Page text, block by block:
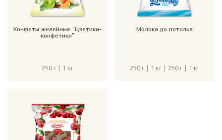
Конфеты желейные "Цветики-
конфетики"
250 г | 1 кг
Молока до потолка
250 г | 1 кг | 250 г | 1 кг